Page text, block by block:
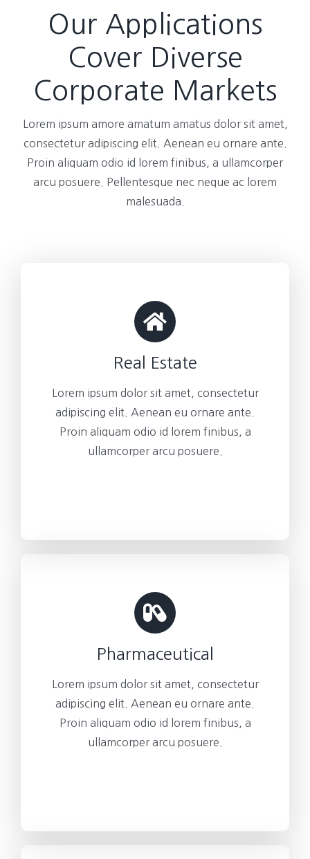
Our Applications
Cover Diverse
Corporate Markets
Lorem ipsum amore amatum amatus dolor sit amet,
consectetur adipiscing elit. Aenean eu ornare ante.
Proin aliquam odio id lorem finibus, a ullamcorper
arcu posuere. Pellentesque nec neque ac lorem
malesuada.
Real Estate
Lorem ipsum dolor sit amet, consectetur
adipiscing elit. Aenean eu ornare ante.
Proin aliquam odio id lorem finibus, a
ullamcorper arcu posuere.
Pharmaceutical
Lorem ipsum dolor sit amet, consectetur
adipiscing elit. Aenean eu ornare ante.
Proin aliquam odio id lorem finibus, a
ullamcorper arcu posuere.